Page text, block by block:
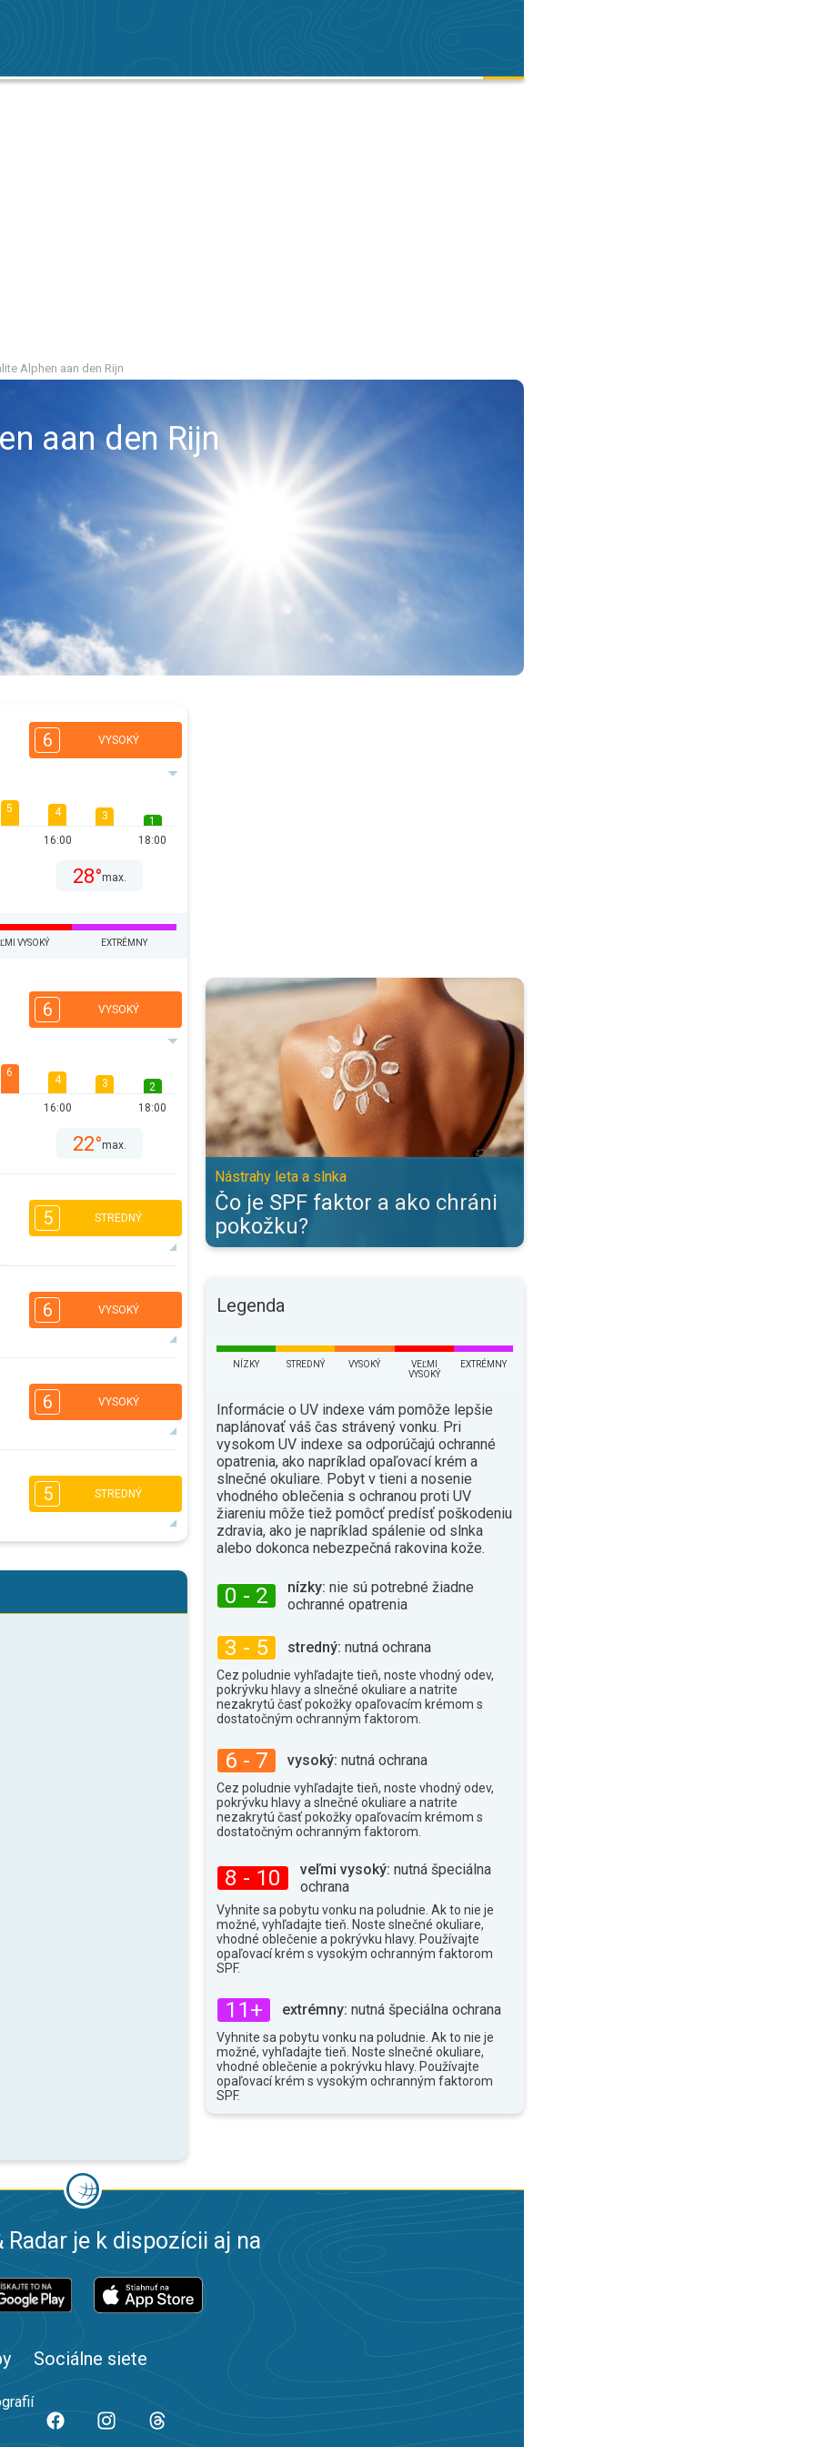
Alphen aan den Rijn
aan den Rijn
6 VYSOKÝ
5 4
16:00
3
1
18:00
28°max.
VYSOKÝ EXTRÉMNY
6 VYSOKÝ
6
4
16:00
3
2
18:00
22°max.
5 STREDNÝ
16:00
1
6 VYSOKÝ
16:00
3
27°
6 VYSOKÝ
16:00
3
2
18:00
31°
5 STREDNÝ
2
2
Čo je SPF faktor a ako chráni pokožku?. Nástrahy leta a slnka. . .
Nástrahy leta a slnka
Čo je SPF faktor a ako chráni
pokožku?
Legenda
NÍZKY STREDNÝ VYSOKÝ
VEĽMI
VYSOKÝ
EXTRÉMNY
Informácie o UV indexe vám pomôže lepšie
naplánovať váš čas strávený vonku. Pri
vysokom UV indexe sa odporúčajú ochranné
opatrenia, ako napríklad opaľovací krém a
slnečné okuliare. Pobyt v tieni a nosenie
vhodného oblečenia s ochranou proti UV
žiareniu môže tiež pomôcť predísť poškodeniu
zdravia, ako je napríklad spálenie od slnka
alebo dokonca nebezpečná rakovina kože.
0 - 2 nízky: nie sú potrebné žiadne
ochranné opatrenia
3 - 5 stredný: nutná ochrana
Cez poludnie vyhľadajte tieň, noste vhodný odev,
pokrývku hlavy a slnečné okuliare a natrite
nezakrytú časť pokožky opaľovacím krémom s
dostatočným ochranným faktorom.
6 - 7 vysoký: nutná ochrana
Cez poludnie vyhľadajte tieň, noste vhodný odev,
pokrývku hlavy a slnečné okuliare a natrite
nezakrytú časť pokožky opaľovacím krémom s
dostatočným ochranným faktorom.
8 - 10 veľmi vysoký: nutná špeciálna
ochrana
Vyhnite sa pobytu vonku na poludnie. Ak to nie je
možné, vyhľadajte tieň. Noste slnečné okuliare,
vhodné oblečenie a pokrývku hlavy. Používajte
opaľovací krém s vysokým ochranným faktorom
SPF.
11+ extrémny: nutná špeciálna ochrana
Vyhnite sa pobytu vonku na poludnie. Ak to nie je
možné, vyhľadajte tieň. Noste slnečné okuliare,
vhodné oblečenie a pokrývku hlavy. Používajte
opaľovací krém s vysokým ochranným faktorom
SPF.
Radar je k dispozícii aj na
Sociálne siete